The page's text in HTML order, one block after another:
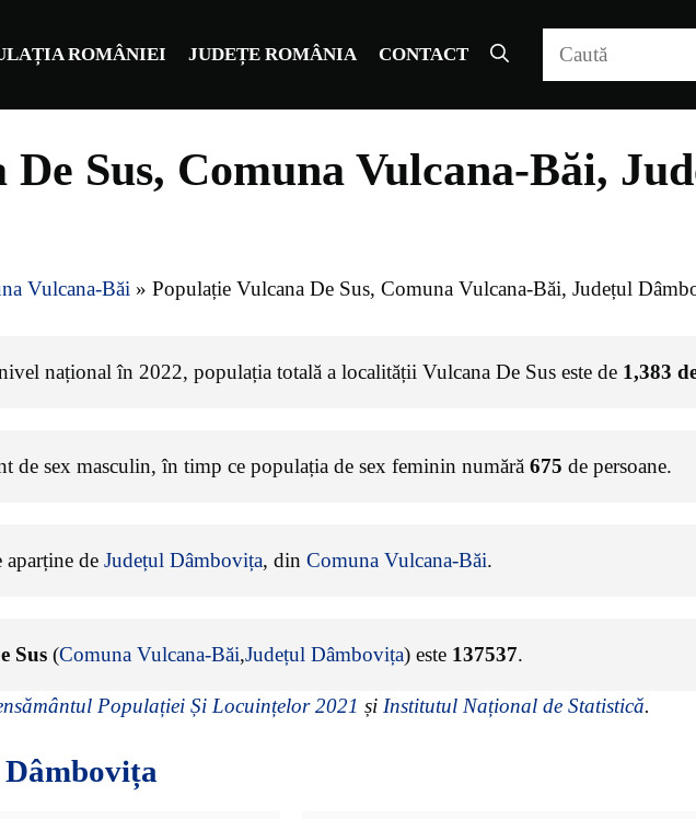
ROMÂNIEI JUDEȚE ROMÂNIA CONTACT
Sus, Comuna Vulcana-Băi,
Vulcana-Băi » Populație Vulcana De Sus, Comuna Vulcana-Băi, Județul
național în 2022, populația totală a localității Vulcana De Sus este de 1,383
de sex masculin, în timp ce populația de sex feminin numără 675 de persoane.
aparține de Județul Dâmbovița, din Comuna Vulcana-Băi.
Sus (Comuna Vulcana-Băi,Județul Dâmbovița) este 137537.
Populației Și Locuințelor 2021 și Institutul Național de Statistică.